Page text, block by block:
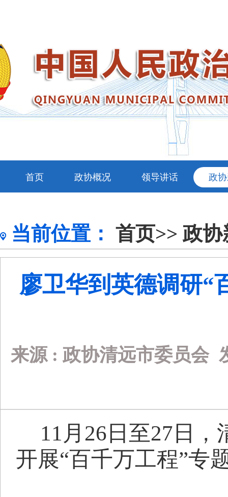
首页 政协概况 领导讲话 政
当前位置： 首页>> 政协
廖卫华到英德调研“
来源 : 政协清远市委员会
11 月 26 日至27 日，
开展“百千万工程”专